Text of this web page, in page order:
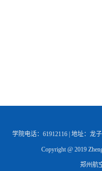
学院电话：61912116 | 地址：龙
Copyright @ 2019
郑州航